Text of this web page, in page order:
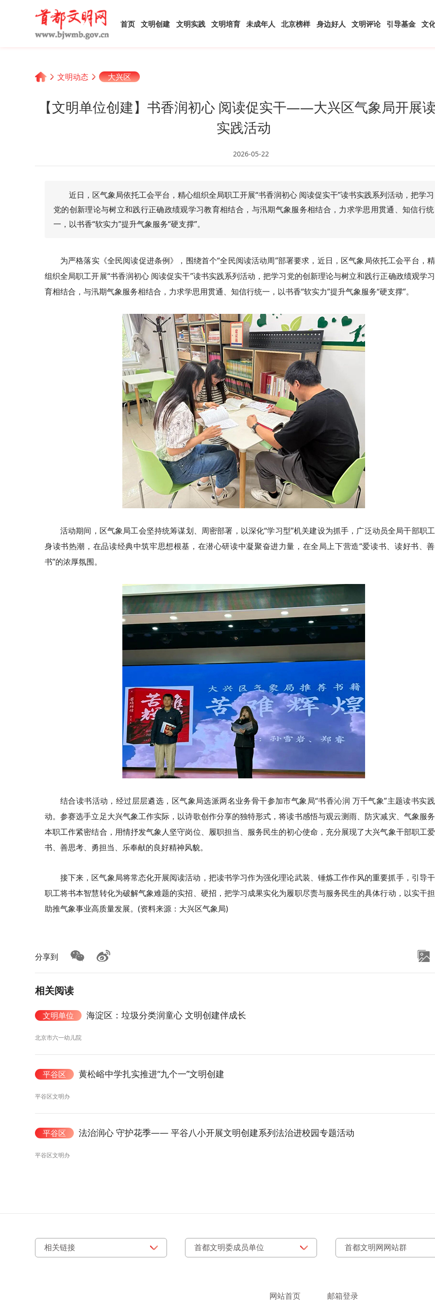
首页 文明创建 文明实践 文明培育 未成年人 北京榜样 身边好人 文明评论 引导基金 文
文明动态 大兴区
【文明单位创建】书香润初心 阅读促实干——大兴区气象局开展
实践活动
2026-05-22
近日，区气象局依托工会平台，精心组织全局职工开展“书香润初心 阅读促实干”读书实践系列活动，把学习
党的创新理论与树立和践行正确政绩观学习教育相结合，与汛期气象服务相结合，力求学思用贯通、知信行统
一，以书香“软实力”提升气象服务“硬支撑”。
为严格落实《全民阅读促进条例》，围绕首个“全民阅读活动周”部署要求，近日，区气象局依托工会平台，
组织全局职工开展“书香润初心 阅读促实干”读书实践系列活动，把学习党的创新理论与树立和践行正确政绩观学
育相结合，与汛期气象服务相结合，力求学思用贯通、知信行统一，以书香“软实力”提升气象服务“硬支撑”。
活动期间，区气象局工会坚持统筹谋划、周密部署，以深化“学习型”机关建设为抓手，广泛动员全局干部职
身读书热潮，在品读经典中筑牢思想根基，在潜心研读中凝聚奋进力量，在全局上下营造“爱读书、读好书、
书”的浓厚氛围。
结合读书活动，经过层层遴选，区气象局选派两名业务骨干参加市气象局“书香沁润 万千气象”主题读书实
动。参赛选手立足大兴气象工作实际，以诗歌创作分享的独特形式，将读书感悟与观云测雨、防灾减灾、气象服
本职工作紧密结合，用情抒发气象人坚守岗位、履职担当、服务民生的初心使命，充分展现了大兴气象干部职工
书、善思考、勇担当、乐奉献的良好精神风貌。
接下来，区气象局将常态化开展阅读活动，把读书学习作为强化理论武装、锤炼工作作风的重要抓手，引导
职工将书本智慧转化为破解气象难题的实招、硬招，把学习成果实化为履职尽责与服务民生的具体行动，以实干
助推气象事业高质量发展。(资料来源：大兴区气象局)
分享到
相关阅读
文明单位 海淀区：垃圾分类润童心 文明创建伴成长
北京市六一幼儿院
平谷区 黄松峪中学扎实推进“九个一”文明创建
平谷区文明办
平谷区 法治润心 守护花季—— 平谷八小开展文明创建系列法治进校园专题活动
平谷区文明办
网站首页 邮箱登录